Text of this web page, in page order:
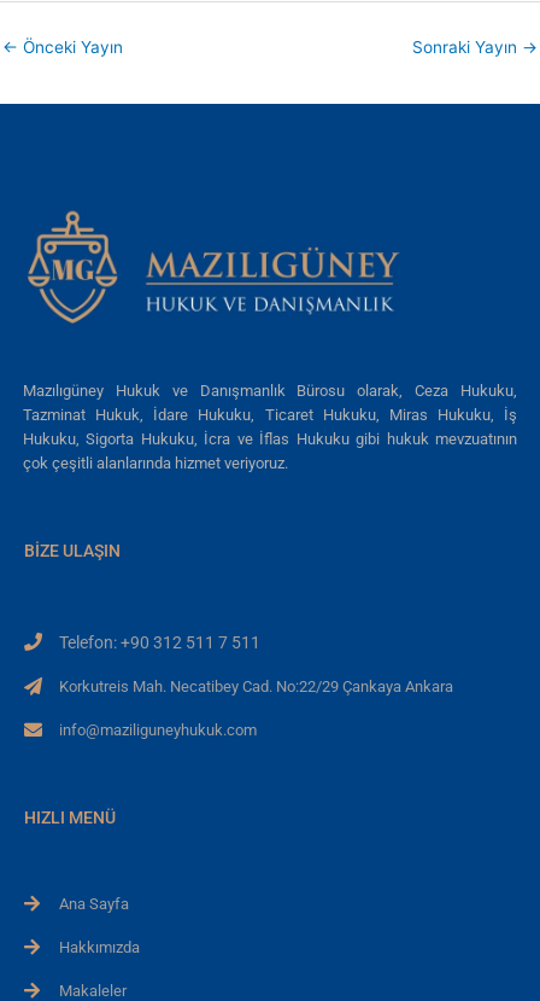
← Önceki Yayın Sonraki Yayın →
Mazılıgüney Hukuk ve Danışmanlık Bürosu olarak, Ceza Hukuku,
Tazminat Hukuk, İdare Hukuku, Ticaret Hukuku, Miras Hukuku, İş
Hukuku, Sigorta Hukuku, İcra ve İflas Hukuku gibi hukuk mevzuatının
çok çeşitli alanlarında hizmet veriyoruz.
BIZE ULAŞIN
Telefon: +90 312 511 7 511
Korkutreis Mah. Necatibey Cad. No:22/29 Çankaya Ankara
info@maziliguneyhukuk.com
HIZLI MENÜ
Ana Sayfa
Hakkımızda
Makaleler